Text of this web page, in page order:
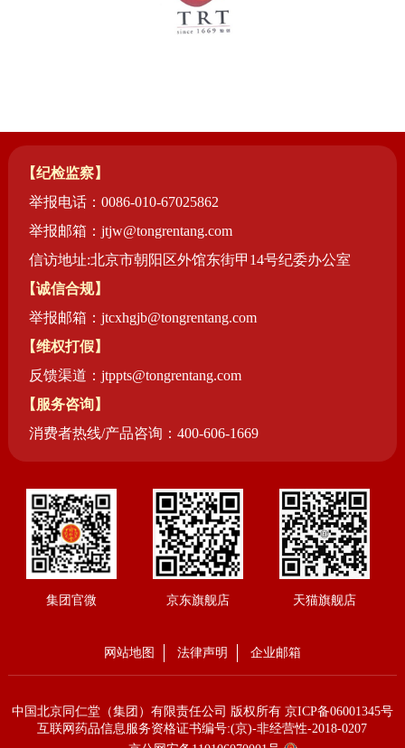
【纪检监察】
举报电话：0086-010-67025862
举报邮箱：jtjw@tongrentang.com
信访地址:北京市朝阳区外馆东街甲14号纪委办公室
【诚信合规】
举报邮箱：jtcxhgjb@tongrentang.com
【维权打假】
反馈渠道：jtppts@tongrentang.com
【服务咨询】
消费者热线/产品咨询：400-606-1669
网站地图 法律声明 企业邮箱
中国北京同仁堂（集团）有限责任公司 版权所有 京ICP备06001345号
互联网药品信息服务资格证书编号:(京)-非经营性-2018-0207
集团官微 京东旗舰店 天猫旗舰店